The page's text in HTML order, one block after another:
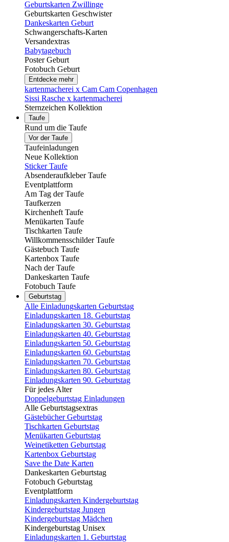
Geburtskarten Zwillinge
Geburtskarten Geschwister
Dankeskarten Geburt
Schwangerschafts-Karten
Versandextras
Babytagebuch
Poster Geburt
Fotobuch Geburt
Entdecke mehr
kartenmacherei x Cam Cam Copenhagen
Sissi Rasche x kartenmacherei
Sternzeichen Kollektion
Taufe
Rund um die Taufe
Vor der Taufe
Taufeinladungen
Neue Kollektion
Sticker Taufe
Absenderaufkleber Taufe
Eventplattform
Am Tag der Taufe
Taufkerzen
Kirchenheft Taufe
Menükarten Taufe
Tischkarten Taufe
Willkommensschilder Taufe
Gästebuch Taufe
Kartenbox Taufe
Nach der Taufe
Dankeskarten Taufe
Fotobuch Taufe
Geburtstag
Alle Einladungskarten Geburtstag
Einladungskarten 18. Geburtstag
Einladungskarten 30. Geburtstag
Einladungskarten 40. Geburtstag
Einladungskarten 50. Geburtstag
Einladungskarten 60. Geburtstag
Einladungskarten 70. Geburtstag
Einladungskarten 80. Geburtstag
Einladungskarten 90. Geburtstag
Für jedes Alter
Doppelgeburtstag Einladungen
Alle Geburtstagsextras
Gästebücher Geburtstag
Tischkarten Geburtstag
Menükarten Geburtstag
Weinetiketten Geburtstag
Kartenbox Geburtstag
Save the Date Karten
Dankeskarten Geburtstag
Fotobuch Geburtstag
Eventplattform
Einladungskarten Kindergeburtstag
Kindergeburtstag Jungen
Kindergeburtstag Mädchen
Kindergeburtstag Unisex
Einladungskarten 1. Geburtstag